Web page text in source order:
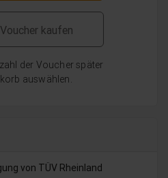
kaufen
der Voucher später
auswählen.
von TÜV Rheinland